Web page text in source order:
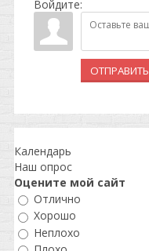
Войдите:
ОТПРАВИТЬ
Календарь
Наш опрос
Оцените мой сайт
Отлично
Хорошо
Неплохо